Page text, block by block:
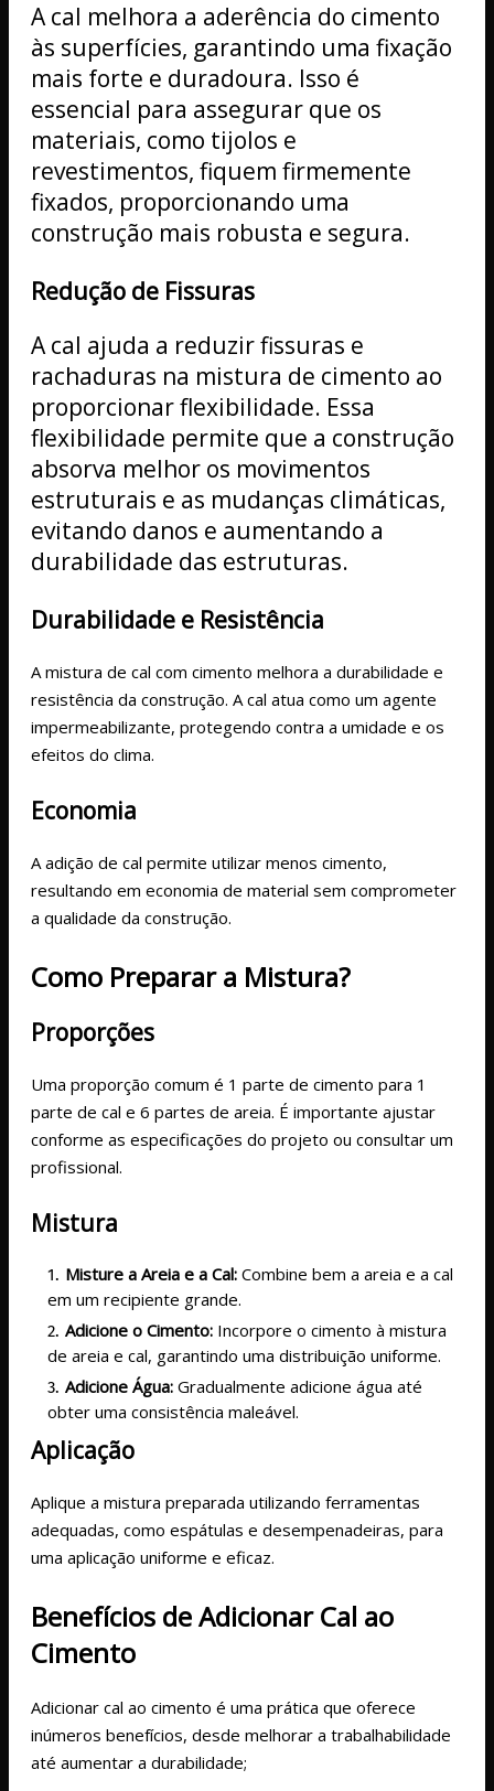
A cal melhora a aderência do cimento
às superfícies, garantindo uma fixação
mais forte e duradoura. Isso é
essencial para assegurar que os
materiais, como tijolos e
revestimentos, fiquem firmemente
fixados, proporcionando uma
construção mais robusta e segura.
Redução de Fissuras
A cal ajuda a reduzir fissuras e
rachaduras na mistura de cimento ao
proporcionar flexibilidade. Essa
flexibilidade permite que a construção
absorva melhor os movimentos
estruturais e as mudanças climáticas,
evitando danos e aumentando a
durabilidade das estruturas.
Durabilidade e Resistência
A mistura de cal com cimento melhora a durabilidade e
resistência da construção. A cal atua como um agente
impermeabilizante, protegendo contra a umidade e os
efeitos do clima.
Economia
A adição de cal permite utilizar menos cimento,
resultando em economia de material sem comprometer
a qualidade da construção.
Como Preparar a Mistura?
Proporções
Uma proporção comum é 1 parte de cimento para 1
parte de cal e 6 partes de areia. É importante ajustar
conforme as especificações do projeto ou consultar um
profissional.
Mistura
Misture a Areia e a Cal: Combine bem a areia e a cal
em um recipiente grande.
Adicione o Cimento: Incorpore o cimento à mistura
de areia e cal, garantindo uma distribuição uniforme.
Adicione Água: Gradualmente adicione água até
obter uma consistência maleável.
Aplicação
Aplique a mistura preparada utilizando ferramentas
adequadas, como espátulas e desempenadeiras, para
uma aplicação uniforme e eficaz.
Benefícios de Adicionar Cal ao
Cimento
Adicionar cal ao cimento é uma prática que oferece
inúmeros benefícios, desde melhorar a trabalhabilidade
até aumentar a durabilidade;